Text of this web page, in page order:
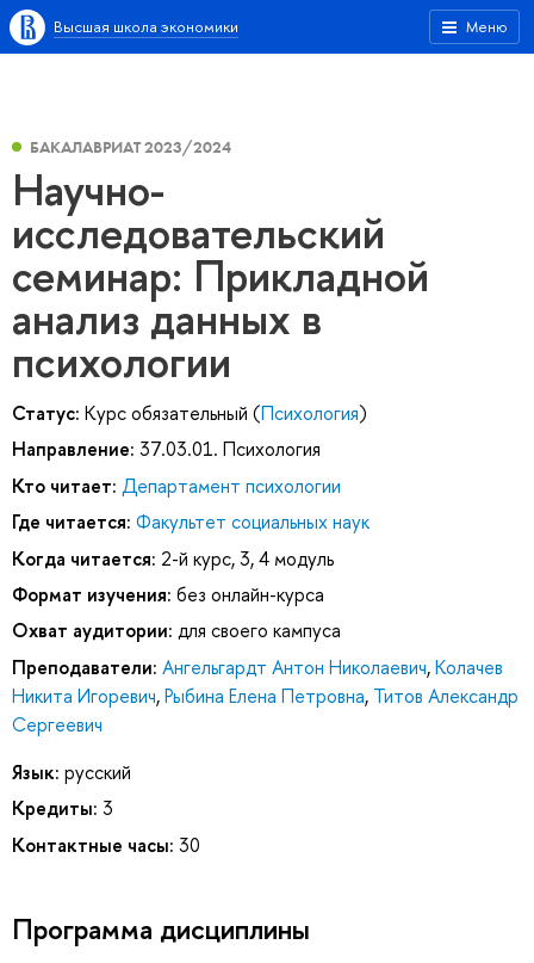
Меню
Высшая школа экономики
БАКАЛАВРИАТ 2023/2024
Научно-
исследовательский
семинар: Прикладной
анализ данных в
психологии
Статус: Курс обязательный (Психология)
Направление: 37.03.01. Психология
Кто читает: Департамент психологии
Где читается: Факультет социальных наук
Когда читается: 2-й курс, 3, 4 модуль
Формат изучения: без онлайн-курса
Охват аудитории: для своего кампуса
Преподаватели: Ангельгардт Антон Николаевич,Колачев
Никита Игоревич,Рыбина Елена Петровна, Титов Александр
Сергеевич
Язык: русский
Кредиты: 3
Контактные часы: 30
Программа дисциплины